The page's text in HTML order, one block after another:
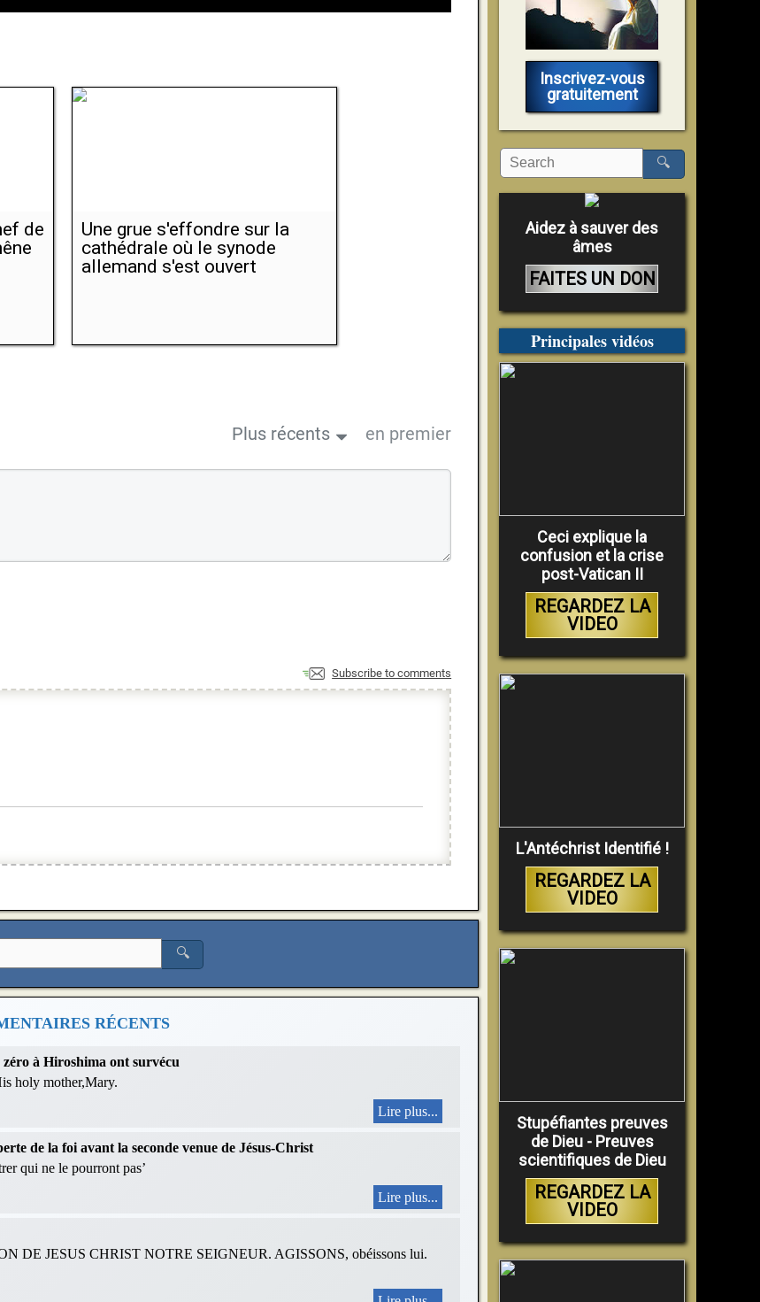
de
Une grue s'effondre sur la
cathédrale où le synode
allemand s'est ouvert
Plus récents en premier
Subscribe to comments
🔍
RÉCENTS
à Hiroshima ont survécu
holy mother,Mary.
Lire plus...
de la foi avant la seconde venue de Jésus-Christ
qui ne le pourront pas’
Lire plus...
DE JESUS CHRIST NOTRE SEIGNEUR. AGISSONS, obéissons lui.
Inscrivez-vous
gratuitement
🔍
Aidez à sauver des
âmes
FAITES UN DON
Principales vidéos
Ceci explique la
confusion et la crise
post-Vatican II
REGARDEZ LA
VIDEO
L'Antéchrist Identifié !
REGARDEZ LA
VIDEO
Stupéfiantes preuves
de Dieu - Preuves
scientifiques de Dieu
REGARDEZ LA
VIDEO